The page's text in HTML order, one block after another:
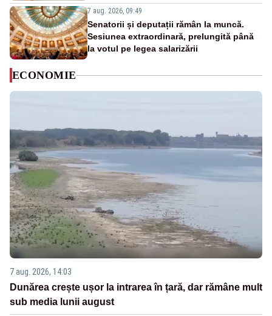
7 aug. 2026, 09:49
Senatorii și deputații rămân la muncă.
Sesiunea extraordinară, prelungită până
la votul pe legea salarizării
ECONOMIE
7 aug. 2026, 14:03
Dunărea crește ușor la intrarea în țară, dar rămâne mult
sub media lunii august